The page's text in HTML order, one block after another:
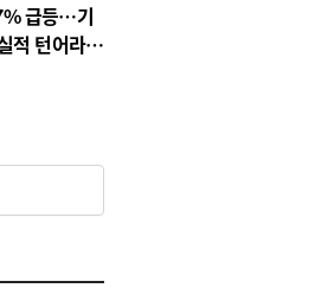
급등…기
적 턴어라운